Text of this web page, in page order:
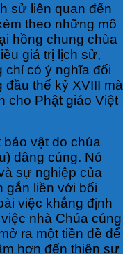
sử liên quan đến
theo những mô
hồng chung chùa
giá trị lịch sử,
chỉ có ý nghĩa đối
thế kỷ XVIII mà
cho Phật giáo Việt
vật do chúa
dâng cúng. Nó
sự nghiệp của
gắn liền với bối
việc khẳng định
nhà Chúa cúng
ra một tiền đề để
hơn đến thiện sự